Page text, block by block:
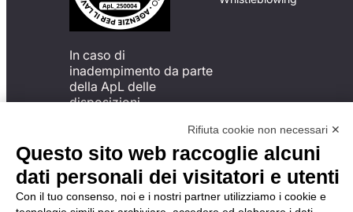
In caso di
inadempimento da parte
della ApL delle
disposizioni
possibile presentare un
reclamo
all’Organismo di
Monitoraggio utilizzando
una delle modalità
Rifiuta cookie non necessari ✕
Questo sito web raccoglie alcuni
dati personali dei visitatori e utenti
Con il tuo consenso, noi e i nostri partner utilizziamo i cookie e